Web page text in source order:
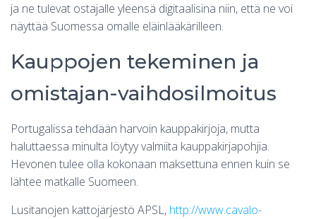
ja ne tulevat ostajalle yleensä digitaalisina niin, että ne voi
näyttää Suomessa omalle eläinlääkärilleen.
Kauppojen tekeminen ja
omistajan-vaihdosilmoitus
Portugalissa tehdään harvoin kauppakirjoja, mutta
haluttaessa minulta löytyy valmiita kauppakirjapohjia.
Hevonen tulee olla kokonaan maksettuna ennen kuin se
lähtee matkalle Suomeen.
Lusitanojen kattojärjestö APSL, http://www.cavalo-